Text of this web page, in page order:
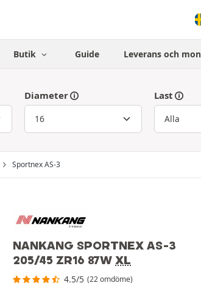
Butik Guide Leverans och
Diameter Last
Sportnex AS-3
NANKANG SPORTNEX AS-3
205/45 ZR16 87W XL
4.5/5 (22 omdöme)